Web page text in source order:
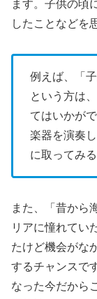
ます。子供の頃
したことなどを
例えば、「
という方は
てはいかが
楽器を演奏
に取ってみ
また、「昔から
リアに憧れてい
たけど機会がな
するチャンスで
なった今だから